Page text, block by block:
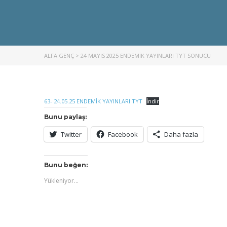
ALFA GENÇ > 24 MAYIS 2025 ENDEMİK YAYINLARI TYT SONUCU
63- 24.05.25 ENDEMİK YAYINLARI TYT İndir
Bunu paylaş:
Twitter Facebook Daha fazla
Bunu beğen:
Yükleniyor...